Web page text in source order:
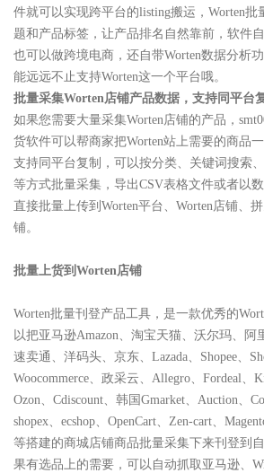
件就可以实现跨平台的listing搬运，Worten
题和产品标签，让产品排名自然靠前，软件
也可以做跨境电商，还自带Worten数据分析
能远远不止支持Worten这一个平台哦。
批量采集Worten店铺产品数据，支持同平台
如果您需要大量采集Worten店铺的产品，
货软件可以帮商家把Worten站上需要的商品
支持同平台复制，可以按分类、关键词搜索
等方式批量采集，导出CSV表格文件或者以
直接批量上传到Worten平台、Worten店铺、
铺。
批量上货到Worten店铺
Worten批量刊登产品工具，是一款优秀的
以把亚马逊Amazon、淘宝天猫、沃尔玛、阿
速卖通、洋码头、京东、Lazada、Shopee、
Woocommerce、政采云、Allegro、Fordeal、
Ozon、Cdiscount、韩国Gmarket、Auction、
shopex、ecshop、OpenCart、Zen-cart、
等搭建的商城店铺商品批量采集下来刊登到
果有选品上的需要，可以自动抓取亚马逊、